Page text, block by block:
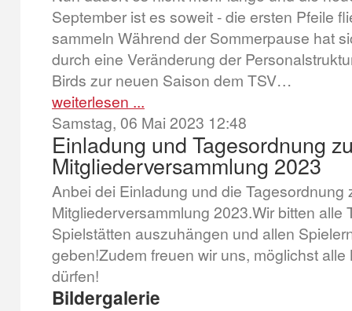
September ist es soweit - die ersten Pfeile
sammeln Während der Sommerpause hat
durch eine Veränderung der
Birds zur neuen Saison dem TSV…
weiterlesen ...
Samstag, 06 Mai 2023 12:48
Einladung und Tagesordnung
Mitgliederversammlung 2023
Anbei dei Einladung und die Tagesordnung
Mitgliederversammlung 2023.Wir bitten alle
Spielstätten auszuhängen und allen
geben!Zudem freuen wir uns, möglichst
dürfen!
Bildergalerie